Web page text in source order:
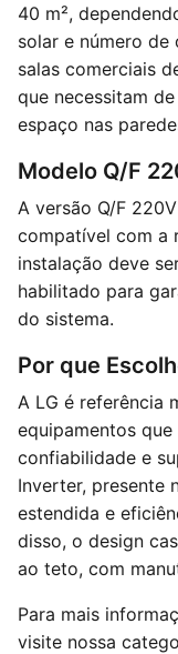
40 m²,
solar e número de
salas comerciais
que necessitam
espaço nas
Modelo Q/F
A versão Q/F
compatível com a
instalação deve
habilitado para
do sistema.
Por que
A LG é referência
equipamentos
confiabilidade e
Inverter, presente
estendida e
disso, o design
ao teto, com
Para mais
visite nossa